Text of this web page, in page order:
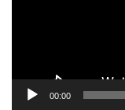
00:00